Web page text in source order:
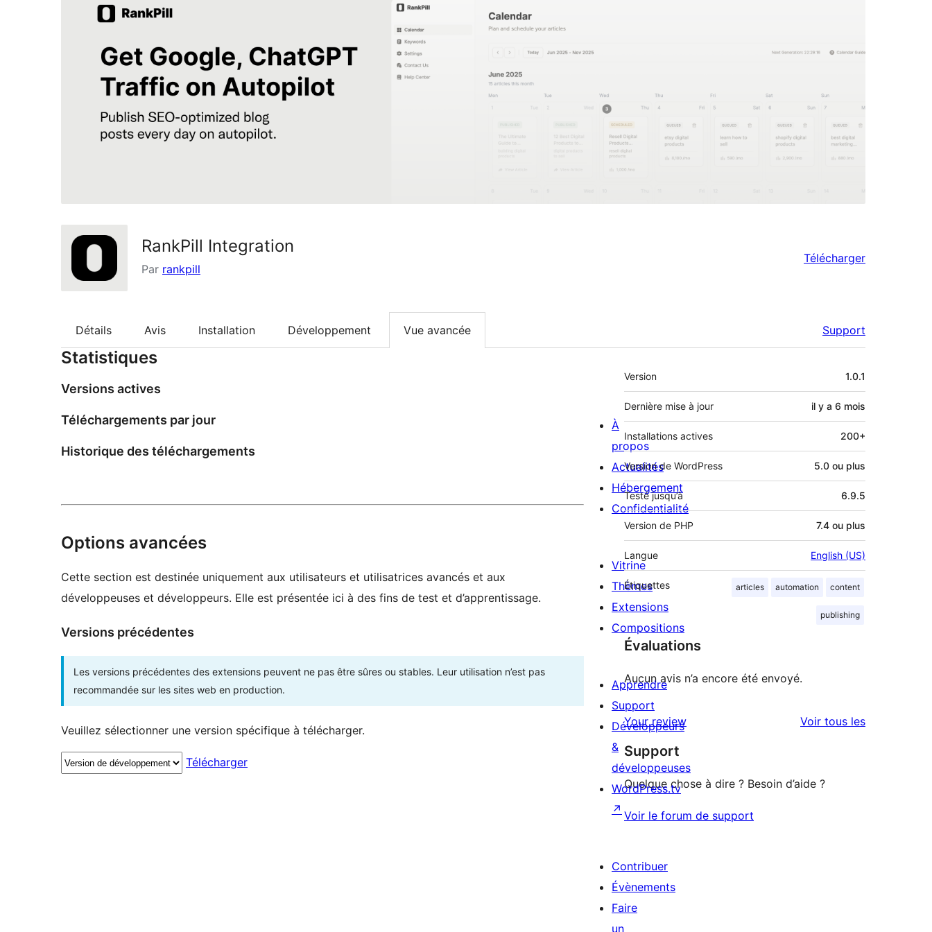
RankPill Integration
Par rankpill
Télécharger
Détails Avis Installation Développement Vue avancée Support
Statistiques
Versions actives
Téléchargements par jour
Historique des téléchargements
Options avancées
Cette section est destinée uniquement aux utilisateurs et utilisatrices avancés et aux
développeuses et développeurs. Elle est présentée ici à des fins de test et d’apprentissage.
Versions précédentes
Les versions précédentes des extensions peuvent ne pas être sûres ou stables. Leur utilisation n’est pas
recommandée sur les sites web en production.
Veuillez sélectionner une version spécifique à télécharger.
Télécharger
Méta
Version 1.0.1
Dernière mise à jour il y a 6 mois
Installations actives 200+
Version de WordPress 5.0 ou plus
Testé jusqu’à 6.9.5
Version de PHP 7.4 ou plus
Langue English (US)
Étiquettes articles automation content
publishing
Évaluations
Aucun avis n’a encore été envoyé.
Your review Voir tous lesavis
Support
Quelque chose à dire ? Besoin d’aide ?
Voir le forum de support
À
propos
Actualités
Hébergement
Confidentialité
Vitrine
Thèmes
Extensions
Compositions
Apprendre
Support
Développeurs
&
développeuses
WordPress.tv
↗
Contribuer
Évènements
Faire
un